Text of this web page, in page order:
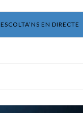
ESCOLTA’NS EN DIRECTE